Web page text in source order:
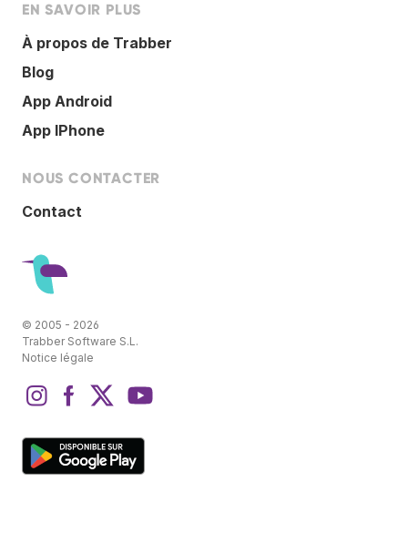
EN SAVOIR PLUS
À propos de Trabber
Blog
App Android
App IPhone
NOUS CONTACTER
Contact
© 2005 - 2026
Trabber Software S.L.
Notice légale